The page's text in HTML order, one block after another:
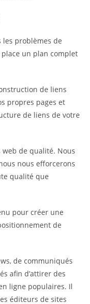
problèmes de
un plan complet
de liens
propres pages et
de liens de votre
web de qualité. Nous
nous efforcerons
qualité que
pour créer une
de
de communiqués
afin d’attirer des
ligne populaires. Il
éditeurs de sites